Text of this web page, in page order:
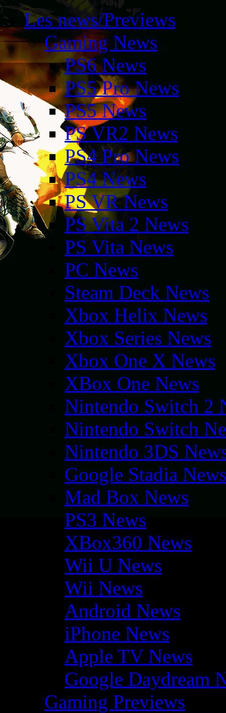
Les news/Previews
Gaming News
PS6 News
PS5 Pro News
PS5 News
PS VR2 News
PS4 Pro News
PS4 News
PS VR News
PS Vita 2 News
PS Vita News
PC News
Steam Deck News
Xbox Helix News
Xbox Series News
Xbox One X News
XBox One News
Nintendo Switch 2
Nintendo Switch
Nintendo 3DS
Google Stadia
Mad Box News
PS3 News
XBox360 News
Wii U News
Wii News
Android News
iPhone News
Apple TV News
Google Daydream
Gaming Previews